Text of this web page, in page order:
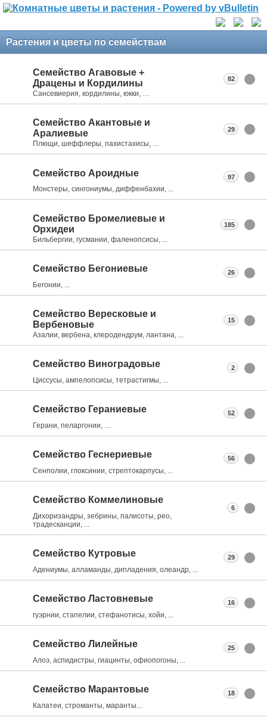
Растения и цветы по семействам
Семейство Агавовые +
Драцены и Кордилины
Сансевиерия, кордилины, юкки, …
82
Семейство Акантовые и
Аралиевые
Плющи, шеффлеры, пахистахисы, …
29
Семейство Ароидные
Монстеры, сингониумы, диффенбахии, ...
97
Семейство Бромелиевые и
Орхидеи
Бильбергии, гусмании, фаленопсисы, ...
185
Семейство Бегониевые
Бегонии, ...
26
Семейство Вересковые и
Вербеновые
Азалии, вербена, клеродендрум, лантана, ...
15
Семейство Виноградовые
Циссусы, ампелопсисы, тетрастигмы, ...
2
Семейство Гераниевые
Герани, пеларгонии, …
52
Семейство Геснериевые
Сенполии, глоксинии, стрептокарпусы, ...
56
Семейство Коммелиновые
Дихоризандры, зебрины, палисоты, рео,
традесканции, ...
6
Семейство Кутровые
Адениумы, алламанды, дипладения, олеандр, ...
29
Семейство Ластовневые
гуэрнии, стапелии, стефанотисы, хойи, ...
16
Семейство Лилейные
Алоэ, аспидистры, гиацинты, офиопогоны, ...
25
Семейство Марантовые
Калатеи, строманты, маранты...
18